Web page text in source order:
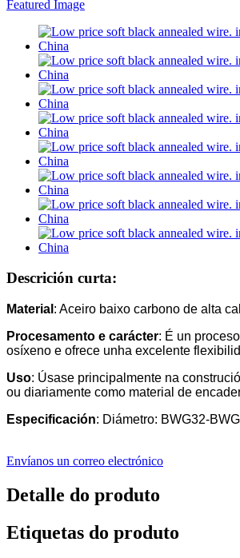
Descrición curta:
Material : Aceiro baixo carbono de alta
Procesamento e carácter: É un
osíxeno e ofrece unha excelente
Uso: Úsase principalmente na
ou diariamente como material de
Especificación: Diámetro: BWG32-
Envíanos un correo electrónico
Detalle do produto
Etiquetas do produto